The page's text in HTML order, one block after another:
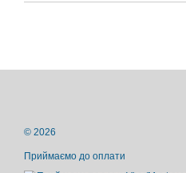
© 2026
Приймаємо до оплати